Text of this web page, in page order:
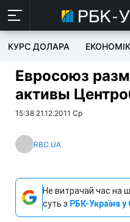
КУРС ДОЛАРА
Евросоюз
активы
15:38 21.12.2011 Ср
RBC.UA
Не витрачай час на
суть з РБК-Україна